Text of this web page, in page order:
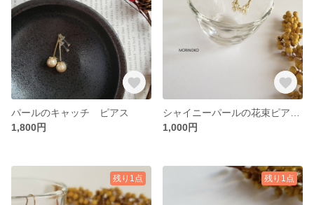
パールのキャッチ ピアス
1,800円
1,000円
残り1点 残り1点